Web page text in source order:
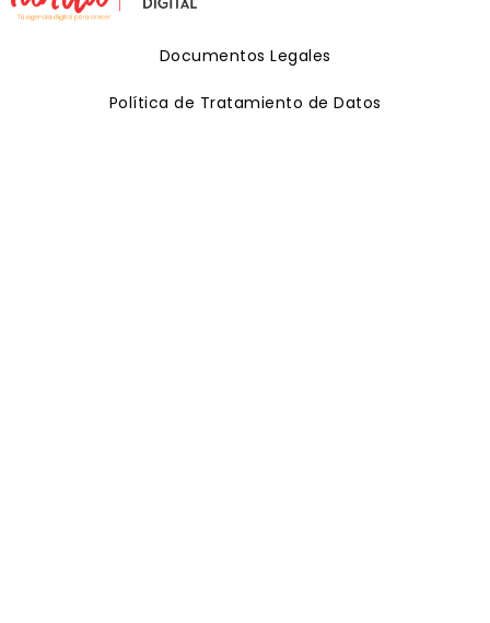
Documentos Legales
Política de Tratamiento de Datos